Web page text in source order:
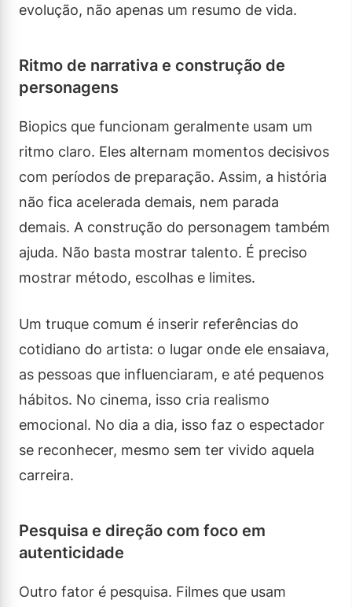
evolução, não apenas um resumo de vida.
Ritmo de narrativa e construção de
personagens
Biopics que funcionam geralmente usam um
ritmo claro. Eles alternam momentos decisivos
com períodos de preparação. Assim, a história
não fica acelerada demais, nem parada
demais. A construção do personagem também
ajuda. Não basta mostrar talento. É preciso
mostrar método, escolhas e limites.
Um truque comum é inserir referências do
cotidiano do artista: o lugar onde ele ensaiava,
as pessoas que influenciaram, e até pequenos
hábitos. No cinema, isso cria realismo
emocional. No dia a dia, isso faz o espectador
se reconhecer, mesmo sem ter vivido aquela
carreira.
Pesquisa e direção com foco em
autenticidade
Outro fator é pesquisa. Filmes que usam